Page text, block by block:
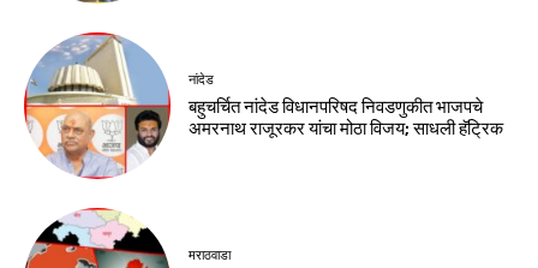
नांदेड
बहुचर्चित नांदेड विधानपरिषद निवडणुकीत भाजपचे
अमरनाथ राजूरकर यांचा मोठा विजय; साधली हॅट्रिक
मराठवाडा